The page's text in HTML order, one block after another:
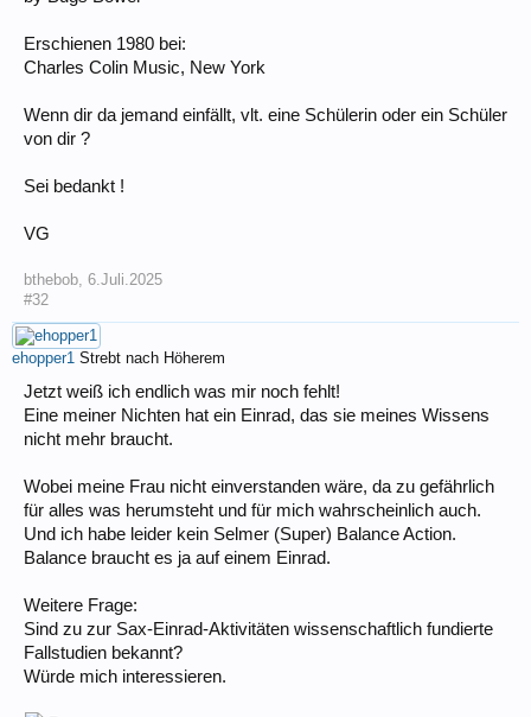
Erschienen 1980 bei:
Charles Colin Music, New York
Wenn dir da jemand einfällt, vlt. eine Schülerin oder ein Schüler
von dir ?
Sei bedankt !
VG
bthebob 6.Juli.2025
#32
ehopper1 Strebt nach Höherem
Jetzt weiß ich endlich was mir noch fehlt!
Eine meiner Nichten hat ein Einrad, das sie meines Wissens
nicht mehr braucht.
Wobei meine Frau nicht einverstanden wäre, da zu gefährlich
für alles was herumsteht und für mich wahrscheinlich auch.
Und ich habe leider kein Selmer (Super) Balance Action.
Balance braucht es ja auf einem Einrad.
Weitere Frage:
Sind zu zur Sax-Einrad-Aktivitäten wissenschaftlich fundierte
Fallstudien bekannt?
Würde mich interessieren.